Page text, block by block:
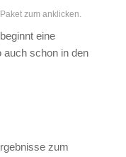
zum anklicken.
eine
auch schon in den
zum